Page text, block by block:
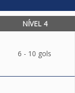
NÍVEL 4
6 - 10 gols